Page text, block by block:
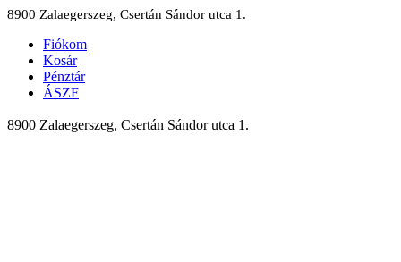
8900 Zalaegerszeg, Csertán Sándor utca 1.
Fiókom
Kosár
Pénztár
ÁSZF
8900 Zalaegerszeg, Csertán Sándor utca 1.